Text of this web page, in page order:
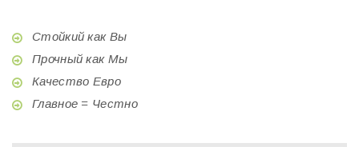
Стойкий как Вы
Прочный как Мы
Качество Евро
Главное = Честно